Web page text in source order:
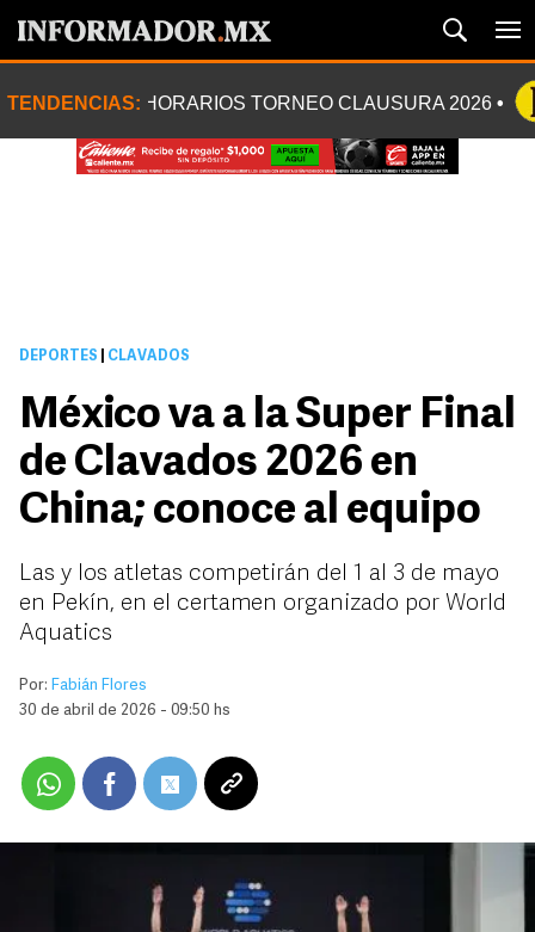
TENDENCIAS: HORARIOS TORNEO CLAUSURA 2026
DEPORTES CLAVADOS
México va a la Super Final
de Clavados 2026 en
China; conoce al equipo
Las y los atletas competirán del 1 al 3 de mayo
en Pekín, en el certamen organizado por World
Aquatics
Por: Fabián Flores
30 de abril de 2026 - 09:50 hs